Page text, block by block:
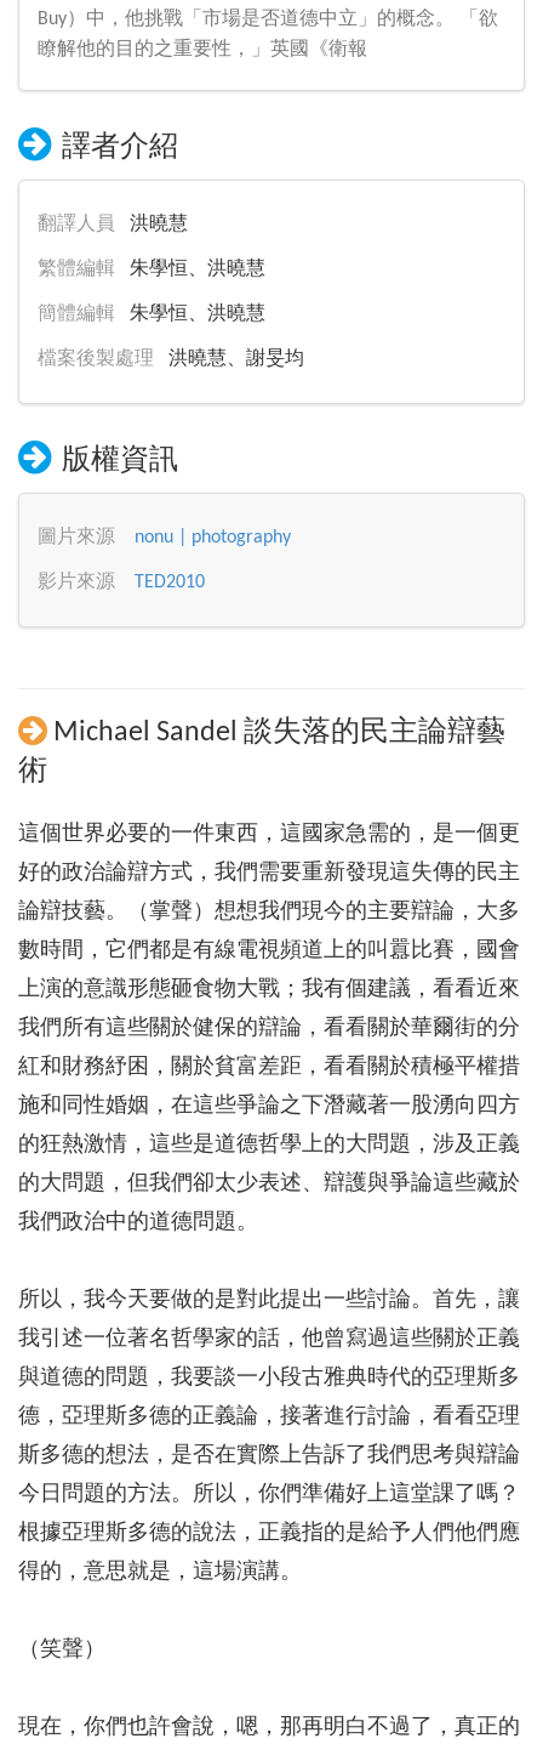
Buy）中，他挑戰「市場是否道德中立」的概念。 「欲
瞭解他的目的之重要性，」英國《衛報
譯者介紹
翻譯人員 洪曉慧
繁體編輯 朱學恒、洪曉慧
簡體編輯 朱學恒、洪曉慧
檔案後製處理 洪曉慧、謝旻均
版權資訊
圖片來源 nonu | photography
影片來源 TED2010
Michael Sandel 談失落的民主論辯藝
術
這個世界必要的一件東西，這國家急需的，是一個更
好的政治論辯方式，我們需要重新發現這失傳的民主
論辯技藝。（掌聲）想想我們現今的主要辯論，大多
數時間，它們都是有線電視頻道上的叫囂比賽，國會
上演的意識形態砸食物大戰；我有個建議，看看近來
我們所有這些關於健保的辯論，看看關於華爾街的分
紅和財務紓困，關於貧富差距，看看關於積極平權措
施和同性婚姻，在這些爭論之下潛藏著一股湧向四方
的狂熱激情，這些是道德哲學上的大問題，涉及正義
的大問題，但我們卻太少表述、辯護與爭論這些藏於
我們政治中的道德問題。
所以，我今天要做的是對此提出一些討論。首先，讓
我引述一位著名哲學家的話，他曾寫過這些關於正義
與道德的問題，我要談一小段古雅典時代的亞理斯多
德，亞理斯多德的正義論，接著進行討論，看看亞理
斯多德的想法，是否在實際上告訴了我們思考與辯論
今日問題的方法。所以，你們準備好上這堂課了嗎？
根據亞理斯多德的說法，正義指的是給予人們他們應
得的，意思就是，這場演講。
（笑聲）
現在，你們也許會說，嗯，那再明白不過了，真正的